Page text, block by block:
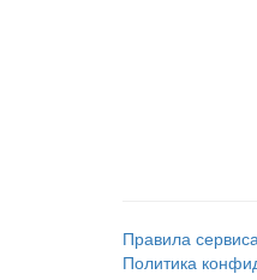
Правила
Политика